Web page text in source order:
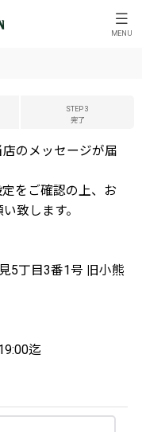
MENU
STEP 3
完了
のメッセージが届
をご確認の上、お
致します。
5丁目3番1号 旧小熊
迄